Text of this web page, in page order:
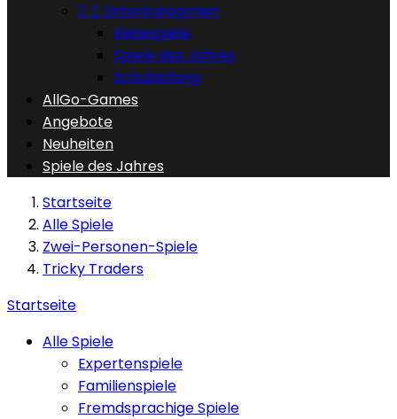
  Unterkategorien
Reisespiele
Spiele des Jahres
Schulanfang
AllGo-Games
Angebote
Neuheiten
Spiele des Jahres
Startseite
Alle Spiele
Zwei-Personen-Spiele
Tricky Traders
Startseite
Alle Spiele
Expertenspiele
Familienspiele
Fremdsprachige Spiele